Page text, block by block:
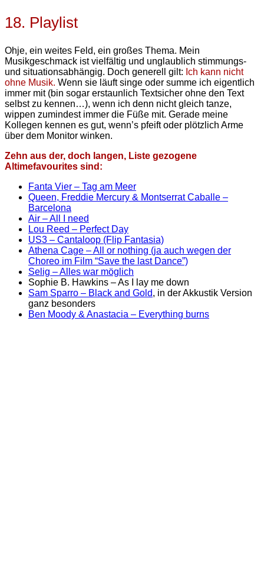
18. Playlist
Ohje, ein weites Feld, ein großes Thema. Mein
Musikgeschmack ist vielfältig und unglaublich stimmungs-
und situationsabhängig. Doch generell gilt: Ich kann nicht
ohne Musik. Wenn sie läuft singe oder summe ich eigentlich
immer mit (bin sogar erstaunlich Textsicher ohne den Text
selbst zu kennen…), wenn ich denn nicht gleich tanze,
wippen zumindest immer die Füße mit. Gerade meine
Kollegen kennen es gut, wenn’s pfeift oder plötzlich Arme
über dem Monitor winken.
Zehn aus der, doch langen, Liste gezogene
Altimefavourites sind:
Fanta Vier – Tag am Meer
Queen, Freddie Mercury & Montserrat Caballe –
Barcelona
Air – All I need
Lou Reed – Perfect Day
US3 – Cantaloop (Flip Fantasia)
Athena Cage – All or nothing (ja auch wegen der
Choreo im Film “Save the last Dance”)
Selig – Alles war möglich
Sophie B. Hawkins – As I lay me down
Sam Sparro – Black and Gold, in der Akkustik Version
ganz besonders
Ben Moody & Anastacia – Everything burns